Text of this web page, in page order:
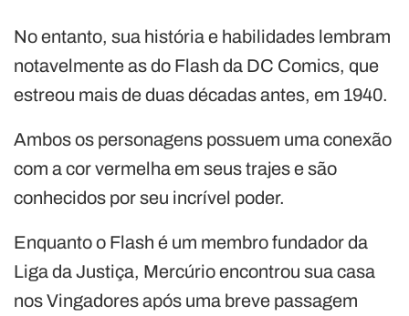
No entanto, sua história e habilidades lembram
notavelmente as do Flash da DC Comics, que
estreou mais de duas décadas antes, em 1940.
Ambos os personagens possuem uma conexão
com a cor vermelha em seus trajes e são
conhecidos por seu incrível poder.
Enquanto o Flash é um membro fundador da
Liga da Justiça, Mercúrio encontrou sua casa
nos Vingadores após uma breve passagem